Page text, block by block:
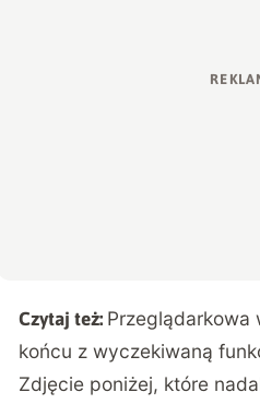
Czytaj też: Przeglądarkowa
końcu z wyczekiwaną
Zdjęcie poniżej, które